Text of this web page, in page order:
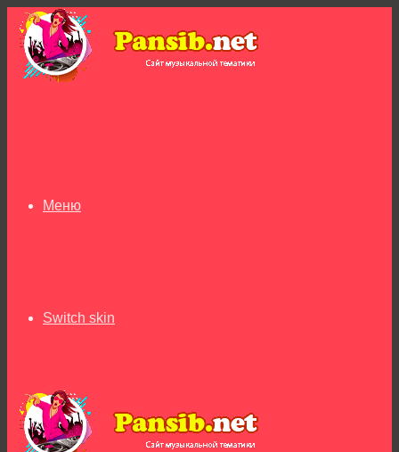
Меню
Switch skin